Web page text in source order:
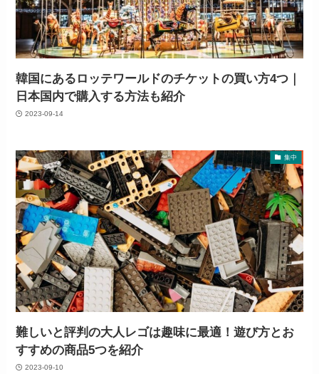
韓国にあるロッテワールドのチケットの買い方4つ｜
日本国内で購入する方法も紹介
2023-09-14
集中
難しいと評判の大人レゴは趣味に最適！遊び方とお
すすめの商品5つを紹介
2023-09-10